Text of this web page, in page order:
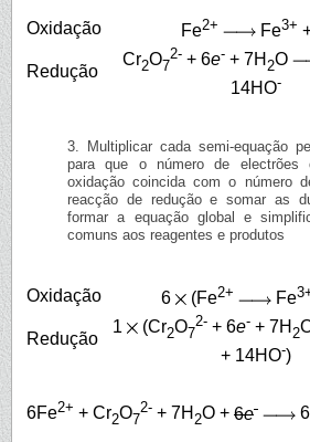
Oxidação Fe2+ Fe3+
Redução
Cr2O7
2- + 6e- + 7H 2O
14HO-
3. Multiplicar cada semi-equação
para que o número de electrões
oxidação coincida com o número
reacção de redução e somar as
formar a equação global e
comuns aos reagentes e produtos
Oxidação 6 (Fe2+ Fe
Redução
1 (Cr2O7
2-+ 6e-+ 7H 2
+ 14HO-)
6Fe2+ + Cr2O7
2- + 7H 2O + 6e-